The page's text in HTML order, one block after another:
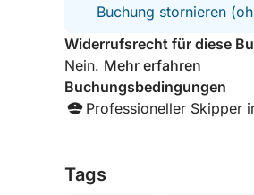
Buchung stornieren
Widerrufsrecht für diese
Nein. Mehr erfahren
Buchungsbedingungen
Professioneller Skipper
Tags